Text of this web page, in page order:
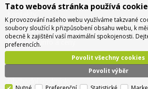
Pobočky a sídlo
Doprava - info a ceny
Tato webová stránka používá
K provozování našeho webu využíváme takzvané
soubory sloužící k přizpůsobení obsahu webu, k
obecně k zajištění vaší maximální spokojenosti.
preferencích.
Povolit výběr
Povolit všechny cookies